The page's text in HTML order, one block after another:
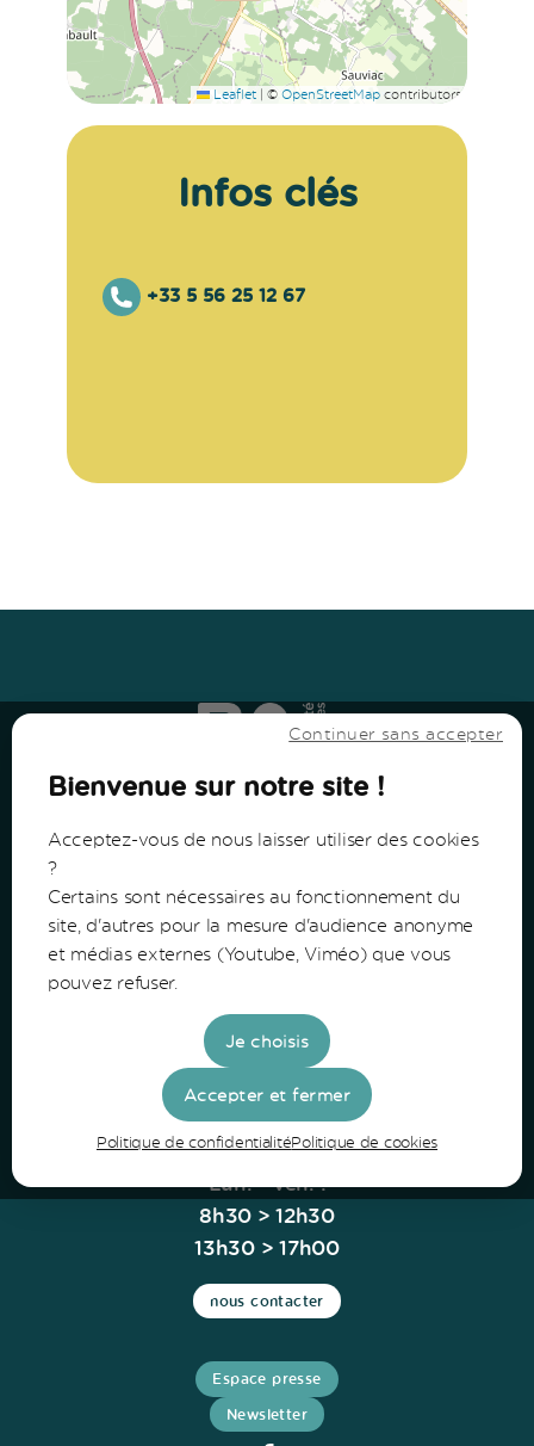
Leaflet | © OpenStreetMap contributors
Infos clés
+33 5 56 25 12 67
Communauté de Communes du Bazadais
Lieu-Dit Coucut
33430 Bazas
Tel: 05 56 25 28 81
Horaires
Lun. - Ven. :
8h30 > 12h30
13h30 > 17h00
nous contacter
Espace presse
Newsletter
Continuer sans accepter
Bienvenue sur notre site !
Acceptez-vous de nous laisser utiliser des cookies
?
Certains sont nécessaires au fonctionnement du
site, d'autres pour la mesure d'audience anonyme
et médias externes (Youtube, Viméo) que vous
pouvez refuser.
Je choisis
Accepter et fermer
Politique de confidentialitéPolitique de cookies